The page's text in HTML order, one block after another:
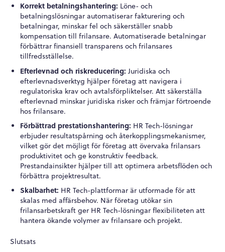
Korrekt betalningshantering: Löne- och
betalningslösningar automatiserar fakturering och
betalningar, minskar fel och säkerställer snabb
kompensation till frilansare. Automatiserade betalningar
förbättrar finansiell transparens och frilansares
tillfredsställelse.
Efterlevnad och riskreducering: Juridiska och
efterlevnadsverktyg hjälper företag att navigera i
regulatoriska krav och avtalsförpliktelser. Att säkerställa
efterlevnad minskar juridiska risker och främjar förtroende
hos frilansare.
Förbättrad prestationshantering: HR Tech-lösningar
erbjuder resultatspårning och återkopplingsmekanismer,
vilket gör det möjligt för företag att övervaka frilansars
produktivitet och ge konstruktiv feedback.
Prestandainsikter hjälper till att optimera arbetsflöden och
förbättra projektresultat.
Skalbarhet: HR Tech-plattformar är utformade för att
skalas med affärsbehov. När företag utökar sin
frilansarbetskraft ger HR Tech-lösningar flexibiliteten att
hantera ökande volymer av frilansare och projekt.
Slutsats